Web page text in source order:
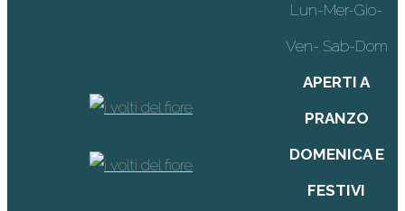
Lun-Mer-Gio-
Ven- Sab-Dom
APERTI A
PRANZO
DOMENICA E
FESTIVI